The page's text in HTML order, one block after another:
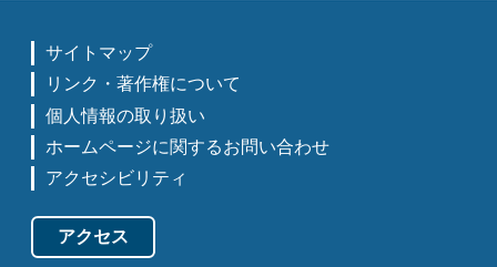
サイトマップ
リンク・著作権について
個人情報の取り扱い
ホームページに関するお問い合わせ
アクセシビリティ
アクセス